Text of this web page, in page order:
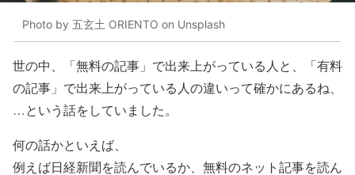
Photo by 五玄土 ORIENTO on Unsplash
世の中、「無料の記事」で出来上がっている人と、「有料
の記事」で出来上がっている人の違いって確かにあるね、
…という話をしていました。
何の話かといえば、
例えば日経新聞を読んでいるか、無料のネット記事を読ん